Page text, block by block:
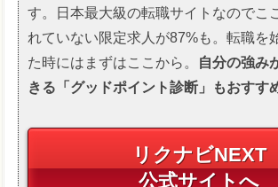
す。日本最大級の転職サイトなのでこ
れていない限定求人が87%も。転職を
た時にはまずはここから。
自分の強み
きる「グッドポイント診断」もおすす
リクナビNEXT
公式サイトへ